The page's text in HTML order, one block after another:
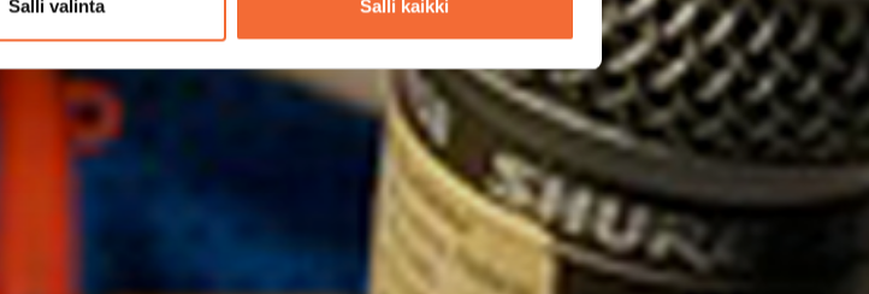
Salli valinta Salli kaikki